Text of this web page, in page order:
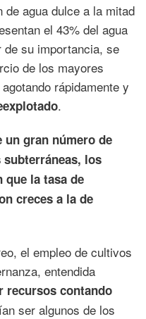
de agua dulce a la mitad
el 43% del agua
de su importancia, se
de los mayores
rápidamente y
.
un gran número de
los
la tasa de
creces a la de
el empleo de cultivos
entendida
recursos contando
ser algunos de los